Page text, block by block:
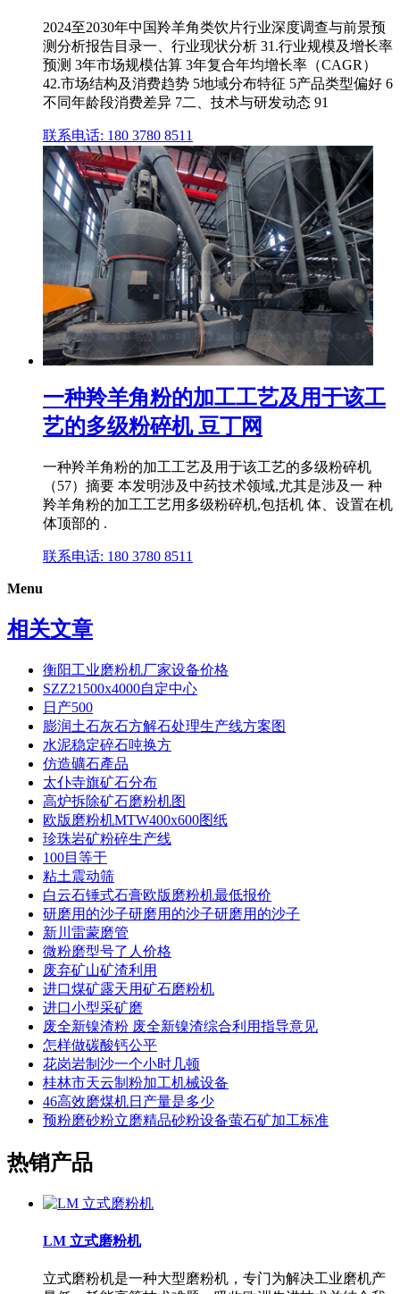
2024至2030年中国羚羊角类饮片行业深度调查与前景预
测分析报告目录一、行业现状分析 31.行业规模及增长率
预测 3年市场规模估算 3年复合年均增长率（CAGR）
42.市场结构及消费趋势 5地域分布特征 5产品类型偏好 6
不同年龄段消费差异 7二、技术与研发动态 91
联系电话: 180 3780 8511
一种羚羊角粉的加工工艺及用于该工
艺的多级粉碎机 豆丁网
一种羚羊角粉的加工工艺及用于该工艺的多级粉碎机
（57）摘要 本发明涉及中药技术领域,尤其是涉及一 种
羚羊角粉的加工工艺用多级粉碎机,包括机 体、设置在机
体顶部的 .
联系电话: 180 3780 8511
Menu
相关文章
衡阳工业磨粉机厂家设备价格
SZZ21500x4000自定中心
日产500
膨润土石灰石方解石处理生产线方案图
水泥稳定碎石吨换方
仿造礦石產品
太仆寺旗矿石分布
高炉拆除矿石磨粉机图
欧版磨粉机MTW400x600图纸
珍珠岩矿粉碎生产线
100目等于
粘土震动筛
白云石锤式石膏欧版磨粉机最低报价
研磨用的沙子研磨用的沙子研磨用的沙子
新川雷蒙磨管
微粉磨型号了人价格
废弃矿山矿渣利用
进口煤矿露天用矿石磨粉机
进口小型采矿磨
废全新镍渣粉 废全新镍渣综合利用指导意见
怎样做碳酸钙公平
花岗岩制沙一个小时几顿
桂林市天云制粉加工机械设备
46高效磨煤机日产量是多少
预粉磨砂粉立磨精品砂粉设备萤石矿加工标准
热销产品
LM 立式磨粉机
立式磨粉机是一种大型磨粉机，专门为解决工业磨机产